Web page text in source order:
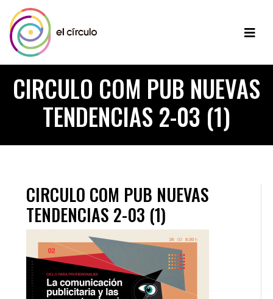
CIRCULO COM PUB NUEVAS
TENDENCIAS 2-03 (1)
CIRCULO COM PUB NUEVAS
TENDENCIAS 2-03 (1)